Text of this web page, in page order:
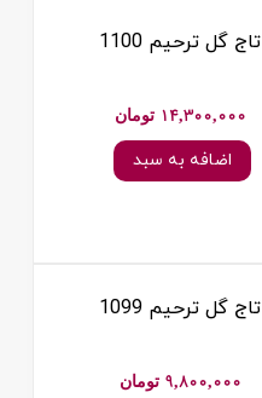
تاج گل ترحیم 1100
14,300,000 تومان
اضافه به سبد
تاج گل ترحیم 1099
9,800,000 تومان